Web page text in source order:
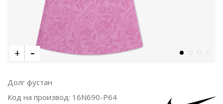
Долг фустан
Код на производ: 16N690-P64